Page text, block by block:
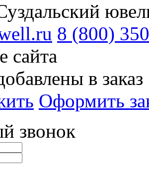
8 (800)
сайта
в заказ
Оформить
звонок